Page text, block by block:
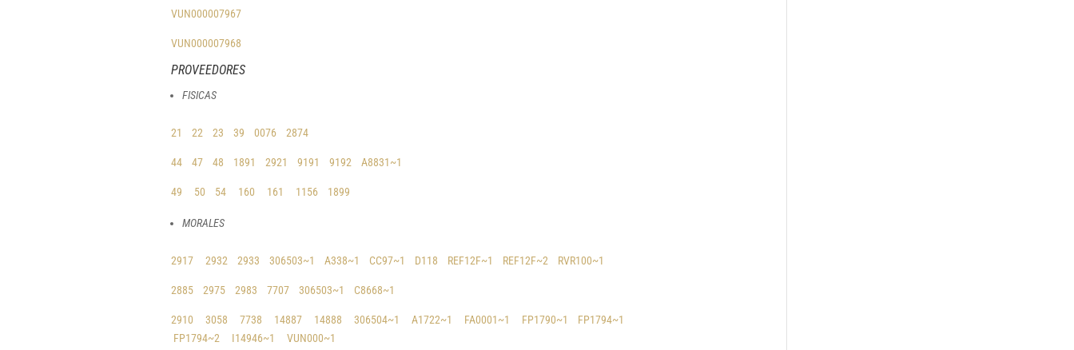
VUN000007967
VUN000007968
PROVEEDORES
FISICAS
21 22 23 39 0076 2874
44 47 48 1891 2921 9191 9192 A8831~1
49 50 54 160 161 1156 1899
MORALES
2917 2932 2933 306503~1 A338~1 CC97~1 D118 REF12F~1 REF12F~2 RVR100~1
2885 2975 2983 7707 306503~1 C8668~1
2910 3058 7738 14887 14888 306504~1 A1722~1 FA0001~1 FP1790~1
FP1794~1
FP1794~2
I14946~1 VUN000~1